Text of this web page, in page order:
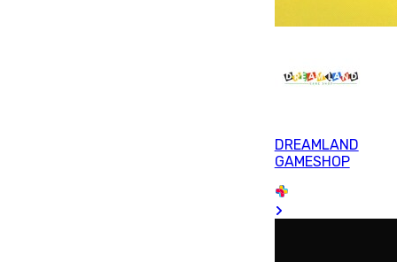
DREAMLAND
GAMESHOP